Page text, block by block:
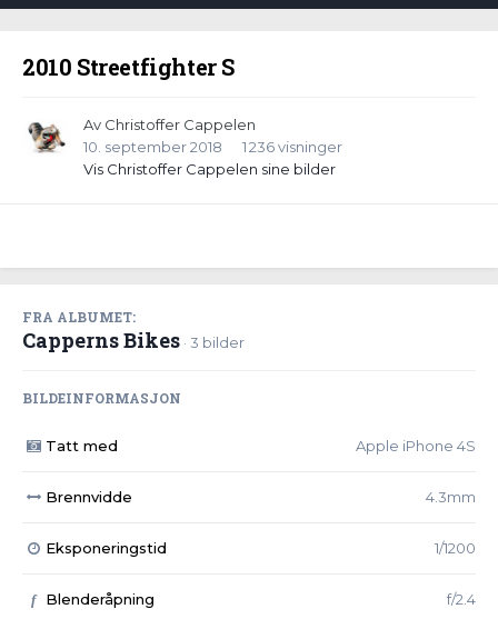
2010 Streetfighter S
Av Christoffer Cappelen
10. september 2018
1 236 visninger
Vis Christoffer Cappelen sine bilder
FRA ALBUMET:
Capperns Bikes · 3 bilder
BILDEINFORMASJON
Tatt med Apple iPhone 4S
Brennvidde 4.3mm
Eksponeringstid 1/1200
f Blenderåpning f/2.4